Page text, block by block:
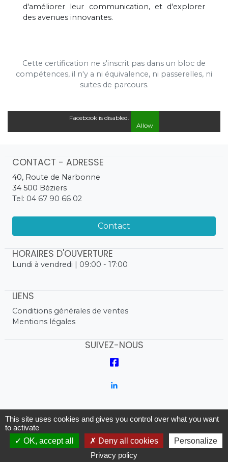
d'améliorer leur communication, et d'explorer
des avenues innovantes.
Cette certification ne s'inscrit pas dans un bloc de
compétences, il n'y a ni équivalence, ni passerelles, ni
suites de parcours.
Facebook is disabled.
Allow
CONTACT - ADRESSE
40, Route de Narbonne
34 500 Béziers
Tel: 04 67 90 66 02
Contact
HORAIRES D'OUVERTURE
Lundi à vendredi | 09:00 - 17:00
LIENS
Conditions générales de ventes
Mentions légales
SUIVEZ-NOUS
©Happy designed with ❤️byHAPPY BIZZ | 2017 -2026
This site uses cookies and gives you control over what you want
to activate
OK, accept all
Deny all cookies
Personalize
Privacy policy